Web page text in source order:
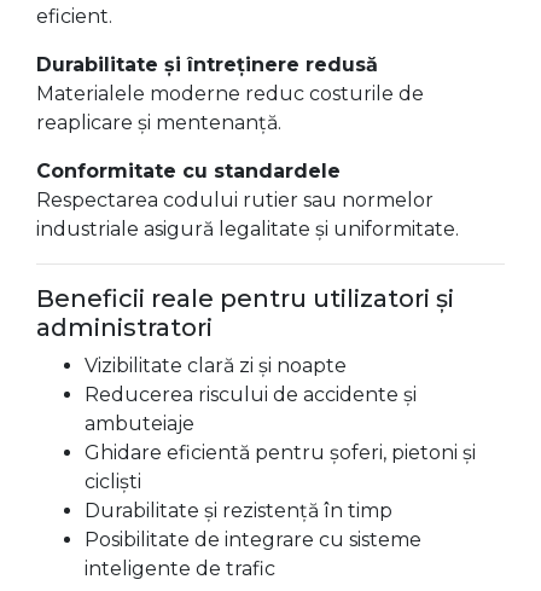
eficient.
Durabilitate și întreținere redusă
Materialele moderne reduc costurile de
reaplicare și mentenanță.
Conformitate cu standardele
Respectarea codului rutier sau normelor
industriale asigură legalitate și uniformitate.
Beneficii reale pentru utilizatori și
administratori
Vizibilitate clară zi și noapte
Reducerea riscului de accidente și
ambuteiaje
Ghidare eficientă pentru șoferi, pietoni și
cicliști
Durabilitate și rezistență în timp
Posibilitate de integrare cu sisteme
inteligente de trafic